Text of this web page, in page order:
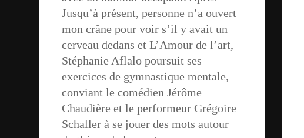
Jusqu’à présent, personne n’a ouvert
mon crâne pour voir s’il y avait un
cerveau dedans et L’Amour de l’art,
Stéphanie Aflalo poursuit ses
exercices de gymnastique mentale,
conviant le comédien Jérôme
Chaudière et le performeur Grégoire
Schaller à se jouer des mots autour